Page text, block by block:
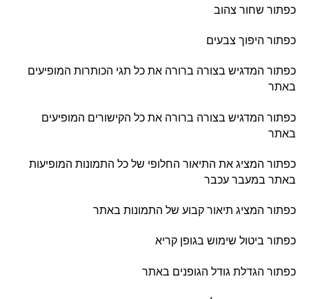
כפתור שחור צהוב
כפתור היפוך צבעים
כפתור המדגיש בצורה ברורה את כל תגי הכותרות המופיעים
באתר
כפתור המדגיש בצורה ברורה את כל הקישורים המופיעים
באתר
כפתור המציג את התיאור החלופי של כל התמונות המופיעות
באתר במעבר עכבר
כפתור המציג תיאור קבוע של התמונות באתר
כפתור ביטול שימוש בגופן קריא
כפתור הגדלת גודל הגופנים באתר